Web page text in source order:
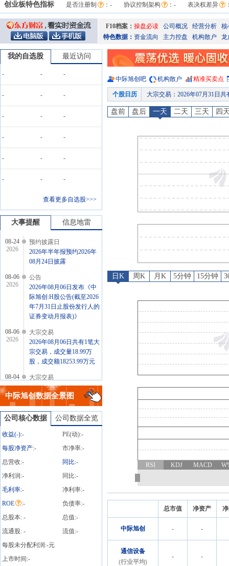
创业板特色指标 是否注册制 ： - 协议控制架构 ： - 表决权差异
F10档案： 操盘必读 公司概况 经营分析
核
特色数据： 资金流向 主力控盘 机构散户 龙
我的自选股 最近访问
- - -
- - -
- - -
- - -
- - -
- - -
查看更多自选股>>>
大事提醒 信息地雷
08-24
2026
预约披露日
2026年半年报预约2026年
08月24日披露
08-06
2026
公告
2026年08月06日发布《中
际旭创:H股公告(截至2026
年7月31日止股份发行人的
证券变动月报表)》
08-06
2026
大宗交易
2026年08月06日共有1笔大
宗交易，成交量18.99万
股，成交额18253.99万元
08-04
2026
大宗交易
2026年08月04日共有2笔大
宗交易信息，总成交量0.83
万股，总成交额848.25万元
中际旭创数据全景图
公司核心数据 公司数据全览
收益(-):- PE(动):-
每股净资产:- 市净率:-
总营收:- 同比:-
净利润:- 同比:-
毛利率:- 净利率:-
ROE
:- 负债率:-
总股本: - 总值:-
流通股: - 流值:-
每股未分配利润:-元
上市时间:-
中际旭创 吧 机构散户 精准买卖点
个股日历 大宗交易 ： 2026年07月31日
股权质押：截止2026年07月31
股本变动
公告：2026年07月30日发布《中际旭
大宗交易 ：2026年07月29日共
预约披露日：2026年半年报预
公告：2026年08月06日发布《中
大宗交易：2026年08月04日共
盘前 盘后 一天 二天 三天 四
日K 周K 月K 5分钟 15分钟
RSI KDJ MACD
总市值 净资产
中际旭创 - -
通信设备
(行业平均)
- -